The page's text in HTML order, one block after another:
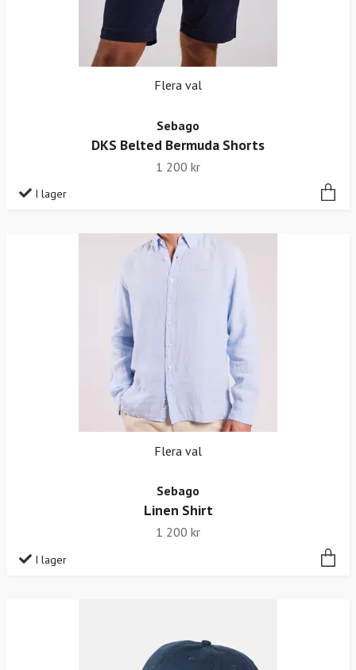
Flera val
Sebago
DKS Belted Bermuda Shorts
1 200 kr
I lager
Flera val
Sebago
Linen Shirt
1 200 kr
I lager